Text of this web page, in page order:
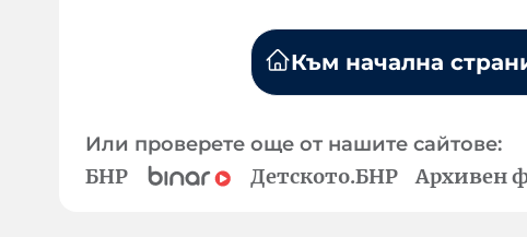
Към начална
Или проверете още от нашите сайтове:
БНР Детското.БНР Архивен